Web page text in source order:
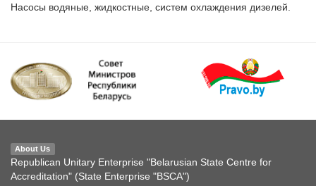
About Us
Republican Unitary Enterprise "Belarusian State Centre for
Accreditation" (State Enterprise "BSCA")